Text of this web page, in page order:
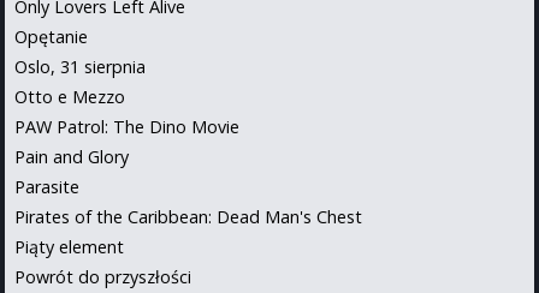
Only Lovers Left Alive
Opętanie
Oslo, 31 sierpnia
Otto e Mezzo
PAW Patrol: The Dino Movie
Pain and Glory
Parasite
Pirates of the Caribbean: Dead Man's Chest
Piąty element
Powrót do przyszłości